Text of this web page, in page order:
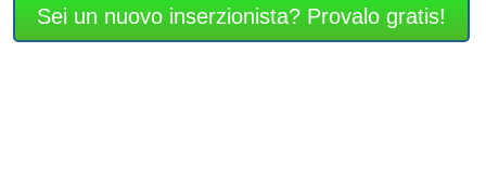
Sei un nuovo inserzionista? Provalo gratis!